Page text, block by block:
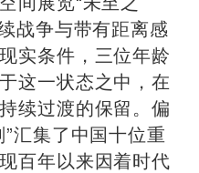
战争与带有距离感
实条件，三位年龄
这⼀状态之中，在
续过渡的保留。偏
汇集了中国十位重
百年以来因着时代